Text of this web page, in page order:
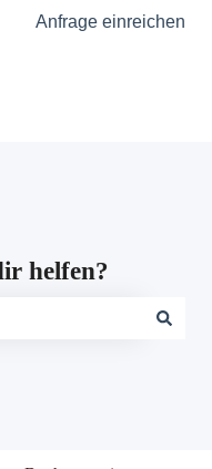
anzeigen
Anfrage einreichen
helfen?